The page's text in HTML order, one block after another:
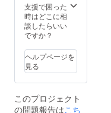
支援で困った
時はどこに相
談したらいい
ですか？
ヘルプページを
見る
このプロジェクト
の問題報告はこち